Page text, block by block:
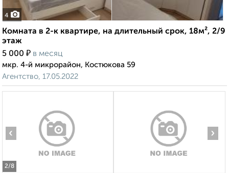
4
Комната в 2-к квартире, на длительный срок, 18м², 2/9
этаж
5 000 ₽ в месяц
мкр. 4-й микрорайон, Костюкова 59
Агентство, 17.05.2022
2/8
‹ ›